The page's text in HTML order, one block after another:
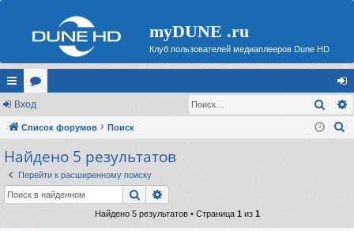
myDUNE .ru
Клуб пользователей медиаплееров Dune HD
с
ы
лк
и
ор
ум
ы
хо
д
Вход
Список форумов Поиск
Найдено 5 результатов
Перейти к расширенному поиску
Поиск
Найдено 5 результатов • Страница 1из 1